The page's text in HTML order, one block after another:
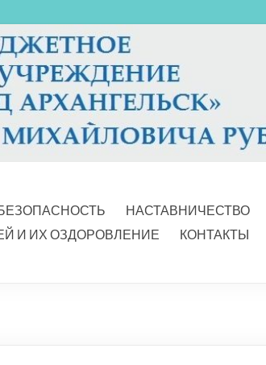
НАСТАВНИЧЕСТВО
И ИХ ОЗДОРОВЛЕНИЕ
КОНТАКТЫ